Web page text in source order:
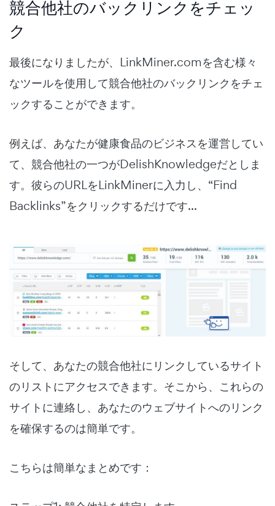
競合他社のバックリンクをチェッ
ク
最後になりましたが、LinkMiner.comを含む様々
なツールを使用して競合他社のバックリンクをチェ
ックすることができます。
例えば、あなたが健康食品のビジネスを運営してい
て、競合他社の一つがDelishKnowledgeだとしま
す。彼らのURLをLinkMinerに入力し、“Find
Backlinks”をクリックするだけです...
そして、あなたの競合他社にリンクしているサイト
のリストにアクセスできます。そこから、これらの
サイトに連絡し、あなたのウェブサイトへのリンク
を確保するのは簡単です。
こちらは簡単なまとめです：